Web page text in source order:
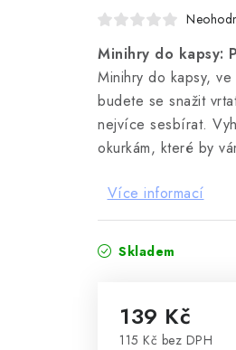
Minihry do kapsy:
Minihry do kapsy,
budete se snažit
nejvíce sesbírat.
okurkám, které by
Více informací
Skladem
139 Kč
115 Kč bez DPH